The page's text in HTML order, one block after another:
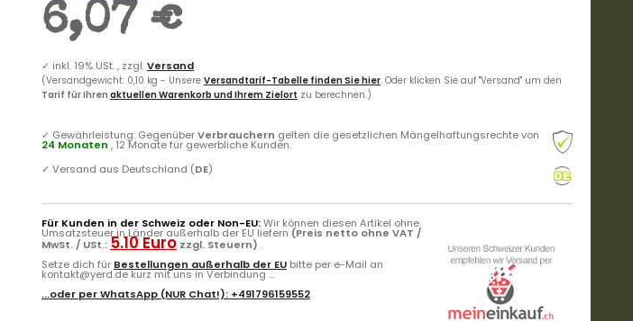
6,07 €
✓ inkl. 19% USt. , zzgl.Versand
(Versandgewicht: 0,10 kg - Unsere Versandtarif-Tabelle finden Sie hier. Oder klicken Sie auf "Versand" um den
Tarif für Ihren aktuellen Warenkorb und Ihrem Zielort zu berechnen.)
✓ Gewährleistung: GegenüberVerbrauchern gelten die gesetzlichen Mängelhaftungsrechte von
24 Monaten , 12 Monate für gewerbliche Kunden.
✓ Versand aus Deutschland (DE)
Für Kunden in der Schweiz oder Non-EU:Wir können diesen Artikel ohne
Umsatzsteuer in Länder außerhalb der EU liefern (Preis netto ohne VAT /
MwSt. / USt.: 5.10 Euro zzgl. Steuern) .
Setze dich für Bestellungen außerhalb der EU bitte per e-Mail an
kontakt@yerd.de kurz mit uns in Verbindung ...
...oder perWhatsApp (NUR Chat!): +491796159552